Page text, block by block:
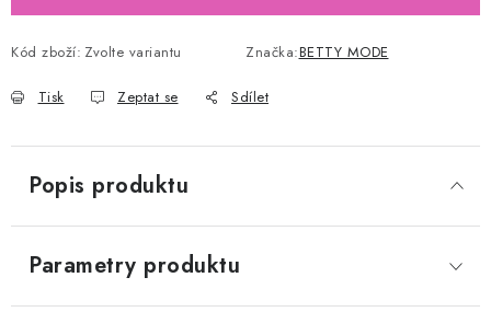
Kód zboží: Zvolte variantu Značka:BETTY MODE
Tisk Zeptat se Sdílet
Popis produktu
Parametry produktu